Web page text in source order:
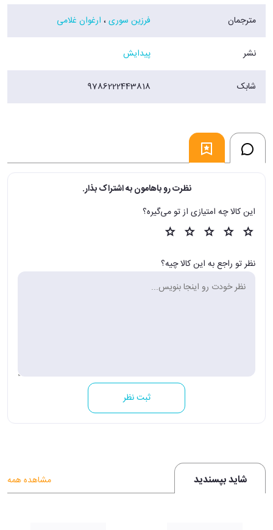
مترجمان فرزین سوری، ارغوان غلامی
نشر پیدایش
شابک 9786222443818
نظرت رو باهامون به اشتراک بذار.
این کالا چه امتیازی از تو می‌گیره؟
نظر تو راجع به این کالا چیه؟
ثبت نظر
شاید بپسندید مشاهده همه